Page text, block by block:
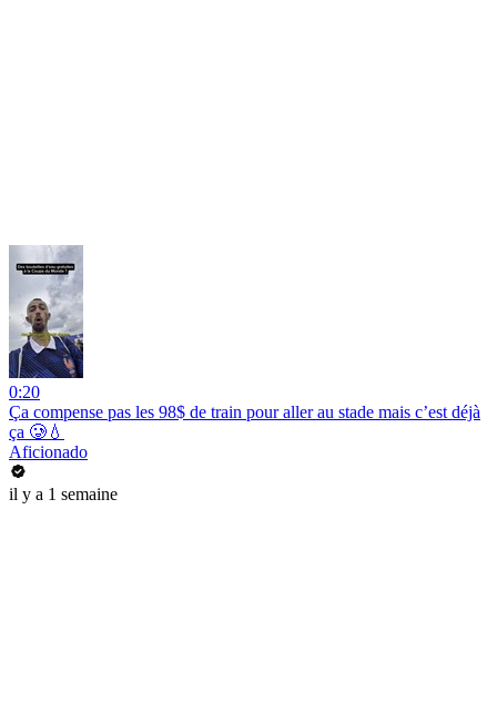
0:20
Ça compense pas les 98$ de train pour aller au stade mais c’est déjà
ça 🥲💧
Aficionado
il y a 1 semaine